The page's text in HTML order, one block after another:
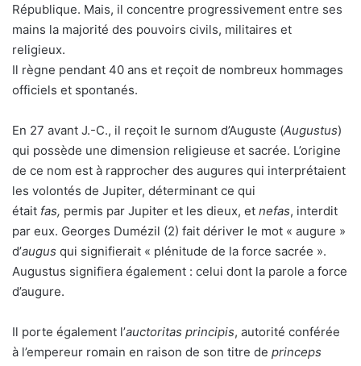
République. Mais, il concentre progressivement entre ses
mains la majorité des pouvoirs civils, militaires et
religieux.
Il règne pendant 40 ans et reçoit de nombreux hommages
officiels et spontanés.
En 27 avant J.-C., il reçoit le surnom d’Auguste (Augustus)
qui possède une dimension religieuse et sacrée. L’origine
de ce nom est à rapprocher des augures qui interprétaient
les volontés de Jupiter, déterminant ce qui
était fas, permis par Jupiter et les dieux, et nefas, interdit
par eux. Georges Dumézil (2) fait dériver le mot « augure »
d’augus qui signifierait « plénitude de la force sacrée ».
Augustus signifiera également : celui dont la parole a force
d’augure.
Il porte également l’auctoritas principis, autorité conférée
à l’empereur romain en raison de son titre de princeps